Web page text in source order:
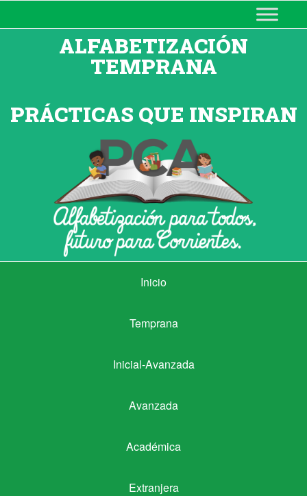
MINISTERIO DE EDUCACIÓN
DE CORRIENTES
ALFABETIZACIÓN
TEMPRANA
PRÁCTICAS QUE INSPIRAN
Inicio
Inicio
Temprana
Temprana
Inicial-Avanzada
Inicial-Avanzada
Avanzada
Avanzada
Académica
Académica
Extranjera
Extranjera